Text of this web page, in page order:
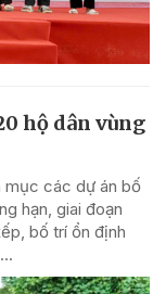
hộ dân vùng
mục các dự án bố
hạn, giai đoạn
bố trí ổn định